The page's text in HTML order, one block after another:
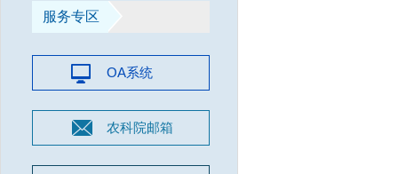
服务专区
OA系统
农科院邮箱